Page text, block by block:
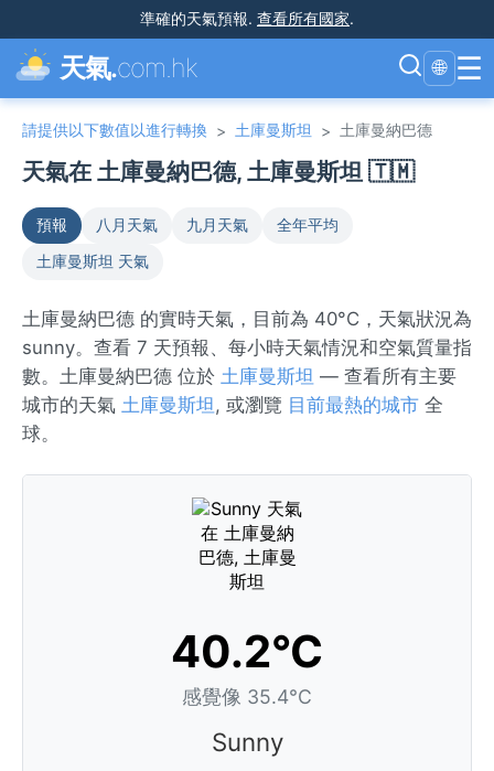
準確的天氣預報. 查看所有國家.
天氣.com.hk 🌐 ☰
請提供以下數值以進行轉換 > 土庫曼斯坦 > 土庫曼納巴德
天氣在 土庫曼納巴德, 土庫曼斯坦 🇹🇲
預報 八月天氣 九月天氣
全年平均
土庫曼斯坦 天氣
土庫曼納巴德 的實時天氣，目前為 40°C，天氣狀況為
sunny。查看 7 天預報、每小時天氣情況和空氣質量指
數。土庫曼納巴德 位於 土庫曼斯坦 — 查看所有主要
城市的天氣 土庫曼斯坦, 或瀏覽 目前最熱的城市 全
球。
40.2°C
感覺像 35.4°C
Sunny